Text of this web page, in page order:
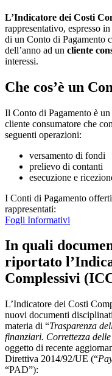
L’Indicatore dei Costi
rappresentativo, espresso
di un Conto di Pagamento
dell’anno ad un cliente
interessi.
Che cos’è un
Il Conto di Pagamento è
cliente consumatore che
seguenti operazioni:
versamento di fondi
prelievo di contanti
esecuzione e
I Conti di Pagamento
rappresentati:
Fogli Informativi
In quali
riportato
Complessivi
L’Indicatore dei Costi
nuovi documenti
materia di “Trasparenza
finanziari. Correttezza
oggetto di recente
Direttiva 2014/92/UE (“
“PAD”):